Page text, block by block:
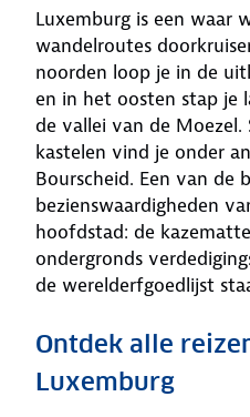
Luxemburg is een waar
wandelroutes
noorden loop je in de
en in het oosten stap je
de vallei van de Moezel.
kastelen vind je onder
Bourscheid. Een van de
bezienswaardigheden
hoofdstad: de
ondergronds
de werelderfgoedlijst
Ontdek alle
Luxemburg